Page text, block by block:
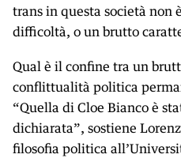
trans in questa società non
difficoltà, o un brutto
Qual è il confine tra un
conflittualità politica
“Quella di Cloe Bianco è
dichiarata”, sostiene
filosofia politica